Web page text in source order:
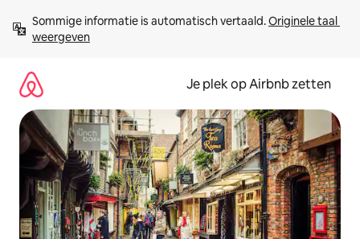
direct
naar
Sommige informatie is automatisch vertaald. Originele taal
weergeven
Je plek op Airbnb zetten